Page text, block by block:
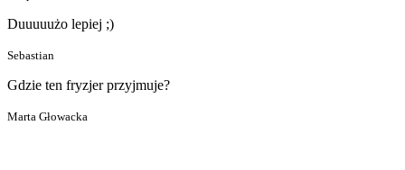
Duuuuużo lepiej ;)
Sebastian
Gdzie ten fryzjer przyjmuje?
Marta Głowacka